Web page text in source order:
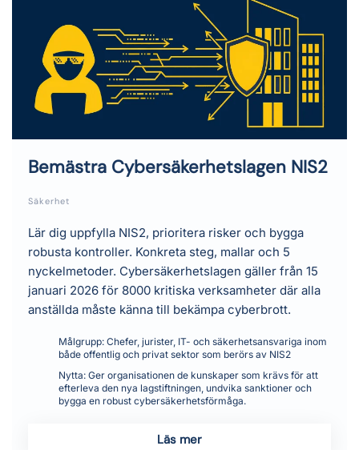
Bemästra Cybersäkerhetslagen NIS2
Säkerhet
Lär dig uppfylla NIS2, prioritera risker och bygga
robusta kontroller. Konkreta steg, mallar och 5
nyckelmetoder. Cybersäkerhetslagen gäller från 15
januari 2026 för 8000 kritiska verksamheter där alla
anställda måste känna till bekämpa cyberbrott.
Målgrupp:Chefer, jurister, IT- och säkerhetsansvariga inom
både offentlig och privat sektor som berörs av NIS2
Nytta:Ger organisationen de kunskaper som krävs för att
efterleva den nya lagstiftningen, undvika sanktioner och
bygga en robust cybersäkerhetsförmåga.
Läs mer